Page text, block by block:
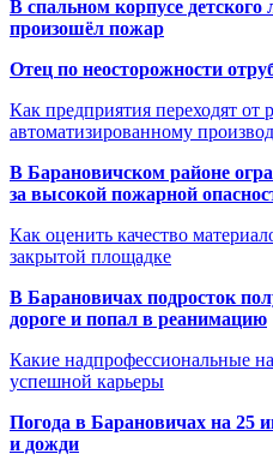
В спальном корпусе
произошёл пожар
Отец по неосторожности
Как предприятия переходят от
автоматизированному
В Барановичском районе
за высокой пожарной
Как оценить качество
закрытой площадке
В Барановичах подросток
дороге и попал в реанимацию
Какие надпрофессиональные
успешной карьеры
Погода в Барановичах на 25
и дожди